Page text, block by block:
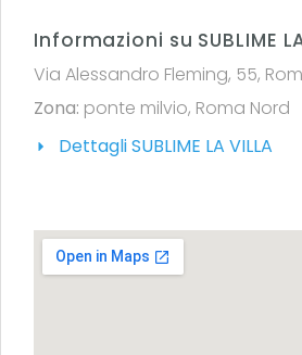
Informazioni su SUBLIME
Via Alessandro Fleming, 55,
Zona: ponte milvio, Roma Nord
Dettagli SUBLIME LA VILLA